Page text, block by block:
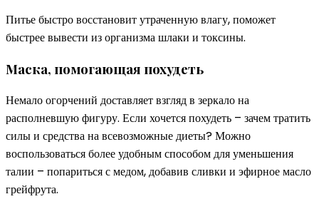
Питье быстро восстановит утраченную влагу, поможет
быстрее вывести из организма шлаки и токсины.
Маска, помогающая похудеть
Немало огорчений доставляет взгляд в зеркало на
располневшую фигуру. Если хочется похудеть – зачем тратить
силы и средства на всевозможные диеты? Можно
воспользоваться более удобным способом для уменьшения
талии – попариться с медом, добавив сливки и эфирное масло
грейфрута.